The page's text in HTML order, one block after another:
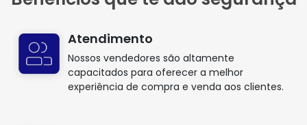
Atendimento
Nossos vendedores são altamente
capacitados para oferecer a melhor
experiência de compra e venda aos clientes.